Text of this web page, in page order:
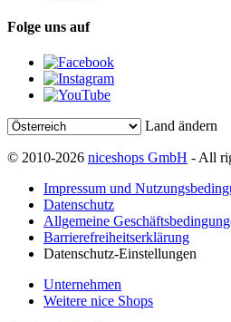
Folge uns auf
Land ändern
© 2010-2026 niceshops GmbH - All
Impressum und
Datenschutz
Allgemeine
Barrierefreiheitserklärung
Datenschutz-Einstellungen
Unternehmen
Weitere nice Shops